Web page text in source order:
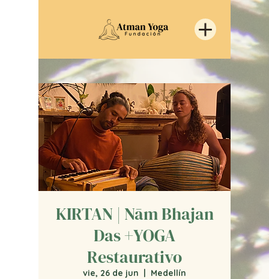
KIRTAN | Nām Bhajan
Das +YOGA
Restaurativo
vie, 26 de jun
  |
Medellín